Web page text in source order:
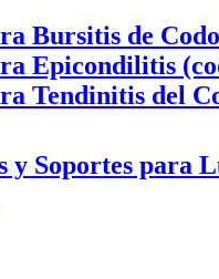
Bursitis de Codo
Epicondilitis
Tendinitis del
y Soportes para